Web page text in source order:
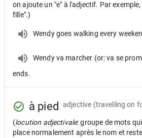
on ajoute un "e" à l'adjectif. Par
fille".)
Wendy goes walking every
Wendy va marcher (or: va se
ends.
à pied adjective (travelling on
(locution adjectivale: groupe de mots
place normalement après le nom et